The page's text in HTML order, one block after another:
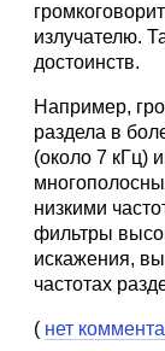
излучателю.
достоинств.
Например,
раздела в
(около 7 кГц)
низкими
фильтры
искажения,
частотах
( нет